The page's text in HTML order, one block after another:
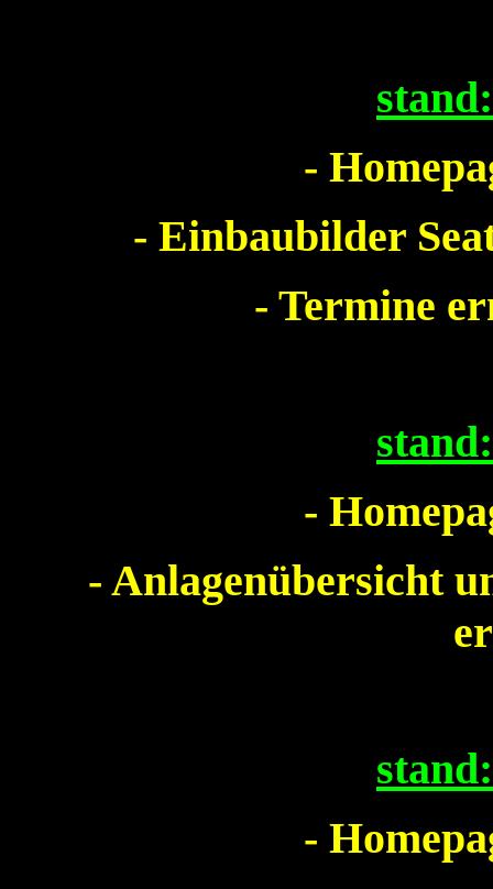
-
- Einbaubilder
- Termine
-
- Anlagenübersicht
-